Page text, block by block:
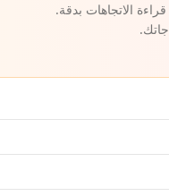
الاتجاهات بدقة.